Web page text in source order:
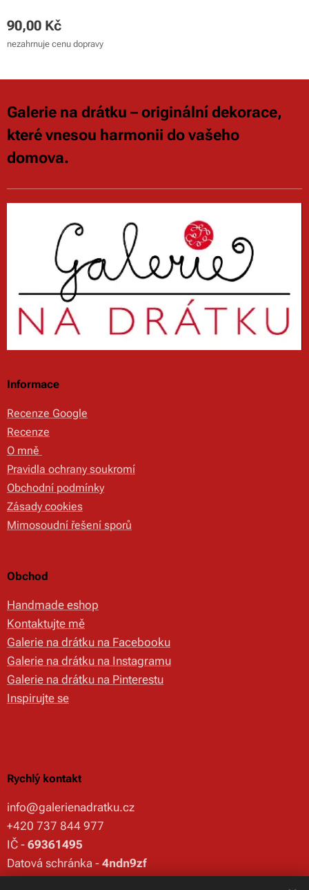
90,00 Kč
nezahrnuje cenu dopravy
Galerie na drátku – originální dekorace,
které vnesou harmonii do vašeho
domova.
Informace
Recenze Google
Recenze
O mně
Pravidla ochrany soukromí
Obchodní podmínky
Zásady cookies
Mimosoudní řešení sporů
Obchod
Handmade eshop
Kontaktujte mě
Galerie na drátku na Facebooku
Galerie na drátku na Instagramu
Galerie na drátku na Pinterestu
Inspirujte se
Rychlý kontakt
info@galerienadratku.cz
+420 737 844 977
IČ - 69361495
Datová schránka - 4ndn9zf